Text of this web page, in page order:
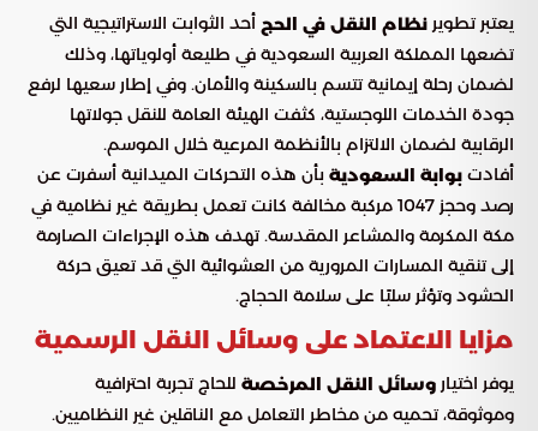
يعتبر تطوير نظام النقل في الحج أحد الثوابت الاستراتيجية التي
تضعها المملكة العربية السعودية في طليعة أولوياتها، وذلك
لضمان رحلة إيمانية تتسم بالسكينة والأمان. وفي إطار سعيها لرفع
جودة الخدمات اللوجستية، كثفت الهيئة العامة للنقل جولاتها
الرقابية لضمان الالتزام بالأنظمة المرعية خلال الموسم.
أفادت بوابة السعودية بأن هذه التحركات الميدانية أسفرت عن
رصد وحجز 1047 مركبة مخالفة كانت تعمل بطريقة غير نظامية في
مكة المكرمة والمشاعر المقدسة. تهدف هذه الإجراءات الصارمة
إلى تنقية المسارات المرورية من العشوائية التي قد تعيق حركة
الحشود وتؤثر سلبًا على سلامة الحجاج.
مزايا الاعتماد على وسائل النقل الرسمية
يوفر اختيار وسائل النقل المرخصة للحاج تجربة احترافية
وموثوقة، تحميه من مخاطر التعامل مع الناقلين غير النظاميين.